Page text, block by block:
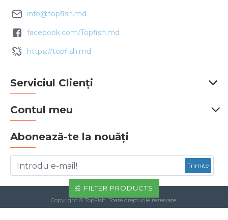
info@topfish.md
facebook.com/Topfish.md
https://topfish.md
Serviciul Clienți
Contul meu
Abonează-te la nouăți
Trimite
Copyright © TopFish. Toate drepturile rezervate.
FILTER PRODUCTS